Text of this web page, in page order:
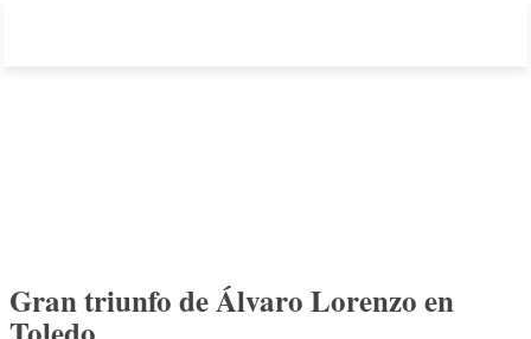
Gran triunfo de Álvaro Lorenzo en